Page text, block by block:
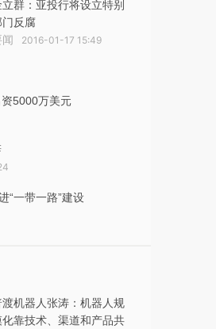
立群：亚投行将设立特别
门反腐
2016-01-17 15:49
5000万美元
“一带一路”建设
渡机器人张涛：机器人规
化靠技术、渠道和产品共